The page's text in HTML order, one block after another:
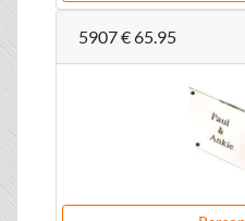
5907€ 65.95